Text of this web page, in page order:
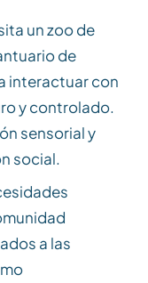
un zoo de
de
interactuar con
y controlado.
sensorial y
social.
a las